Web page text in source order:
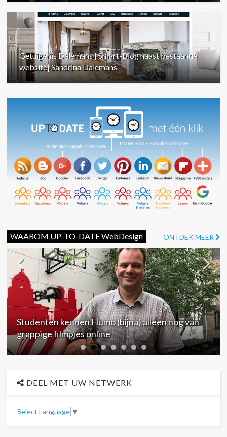
Getuigenis Dalemans | Smart-Blog naast bestaande
website| Sandrina Dalemans
WAAROM UP-TO-DATE WebDesign ONTDEK MEER
Studenten kennen Humo (bijna) alleen nog van
grappige filmpjes online
DEEL MET UW NETWERK
Select Language ▼